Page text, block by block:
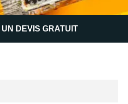
DEVIS GRATUIT